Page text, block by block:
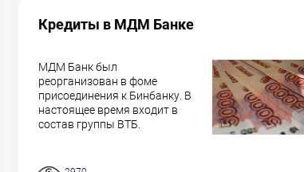
Кредиты в МДМ Банке
МДМ Банк был
реорганизован в фоме
присоединения к Бинбанку. В
настоящее время входит в
состав группы ВТБ.